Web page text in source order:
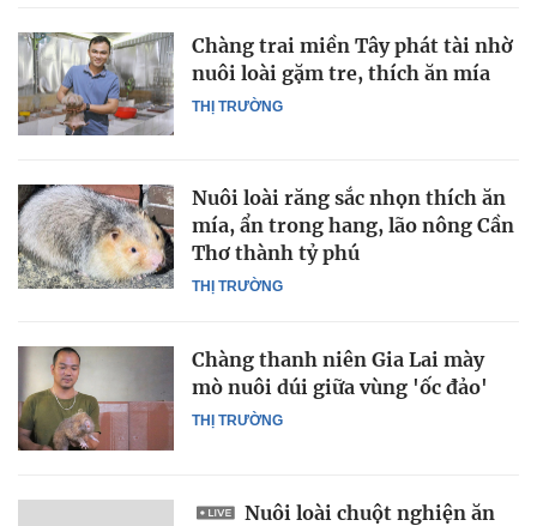
THỊ TRƯỜNG
Chàng trai miền Tây phát tài nhờ
nuôi loài gặm tre, thích ăn mía
THỊ TRƯỜNG
Nuôi loài răng sắc nhọn thích ăn
mía, ẩn trong hang, lão nông Cần
Thơ thành tỷ phú
THỊ TRƯỜNG
Chàng thanh niên Gia Lai mày
mò nuôi dúi giữa vùng 'ốc đảo'
Nuôi loài chuột nghiện ăn